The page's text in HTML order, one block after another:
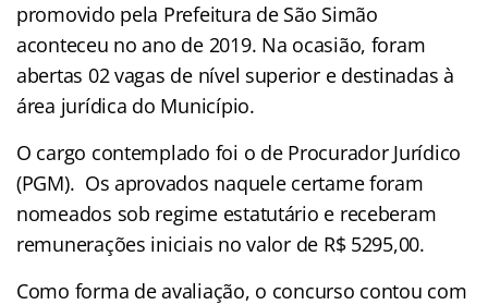
promovido pela Prefeitura de São Simão
aconteceu no ano de 2019. Na ocasião, foram
abertas 02 vagas de nível superior e destinadas à
área jurídica do Município.
O cargo contemplado foi o de Procurador Jurídico
(PGM). Os aprovados naquele certame foram
nomeados sob regime estatutário e receberam
remunerações iniciais no valor de R$ 5295,00.
Como forma de avaliação, o concurso contou com